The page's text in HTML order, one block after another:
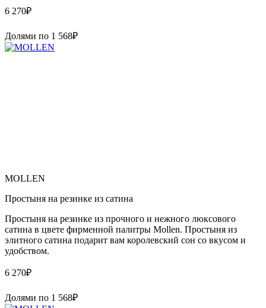
6 270₽
Долями по 1 568₽
MOLLEN
Простыня на резинке из сатина
Простыня на резинке из прочного и нежного люксового
сатина в цвете фирменной палитры Mollen. Простыня из
элитного сатина подарит вам королевский сон со вкусом и
удобством.
6 270₽
Долями по 1 568₽